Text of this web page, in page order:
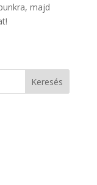
majd